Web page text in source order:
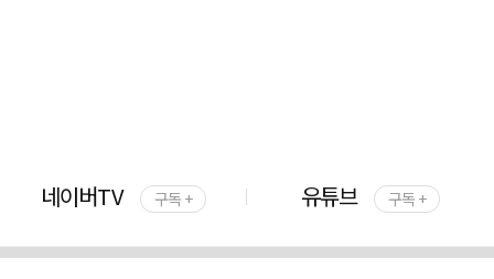
네이버TV 구독 + 유튜브 구독 +